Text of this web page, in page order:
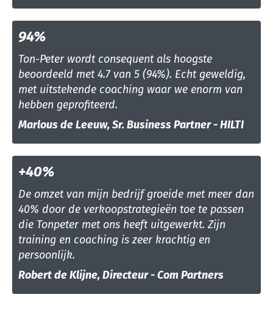
94%
Ton-Peter wordt consequent als hoogste
beoordeeld met 4.7 van 5 (94%). Echt geweldig,
met uitstekende coaching waar we enorm van
hebben geprofiteerd.
Marlous de Leeuw, Sr. Business Partner - HILTI
+40%
De omzet van mijn bedrijf groeide met meer dan
40% door de verkoopstrategieën toe te passen
die Tonpeter met ons heeft uitgewerkt. Zijn
training en coaching is zeer krachtig en
persoonlijk.
Robert de Klijne, Directeur - Com Partners